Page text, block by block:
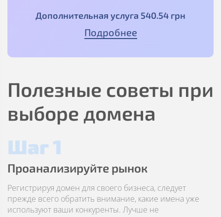
Дополнительная услуга 540.54 грн
Подробнее
Полезные советы при
выборе домена
Шаг 1
Проанализируйте рынок
Регистрируя домен для своего бизнеса, следует
прежде всего обратить внимание, какие имена уже
используют ваши конкуренты. Лучше не